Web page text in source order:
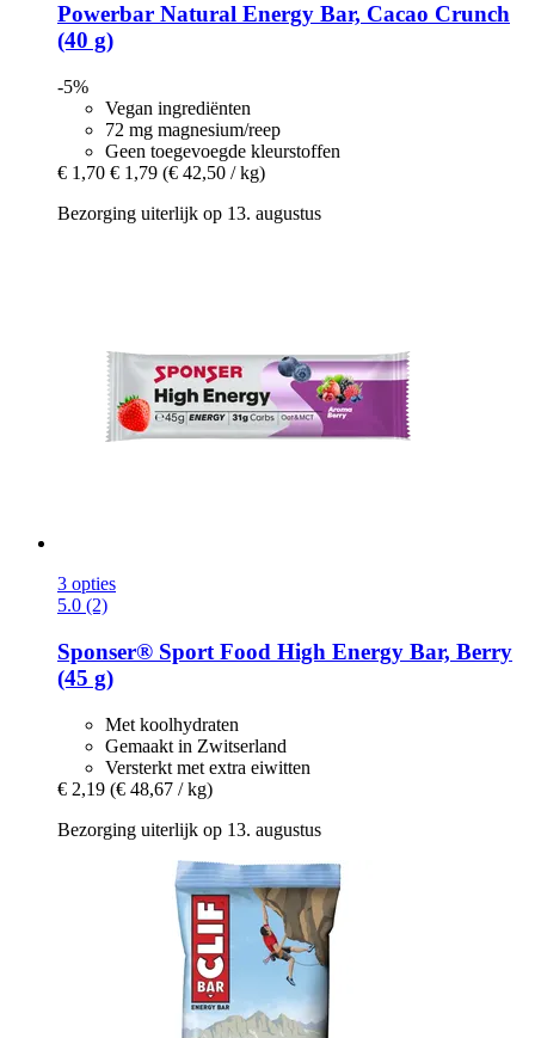
Powerbar Natural Energy Bar, Cacao Crunch
(40 g)
-5%
Vegan ingrediënten
72 mg magnesium/reep
Geen toegevoegde kleurstoffen
€ 1,70 € 1,79 (€ 42,50 / kg)
Bezorging uiterlijk op 13. augustus
3 opties
5.0 (2)
Sponser® Sport Food High Energy Bar, Berry
(45 g)
Met koolhydraten
Gemaakt in Zwitserland
Versterkt met extra eiwitten
€ 2,19 (€ 48,67 / kg)
Bezorging uiterlijk op 13. augustus